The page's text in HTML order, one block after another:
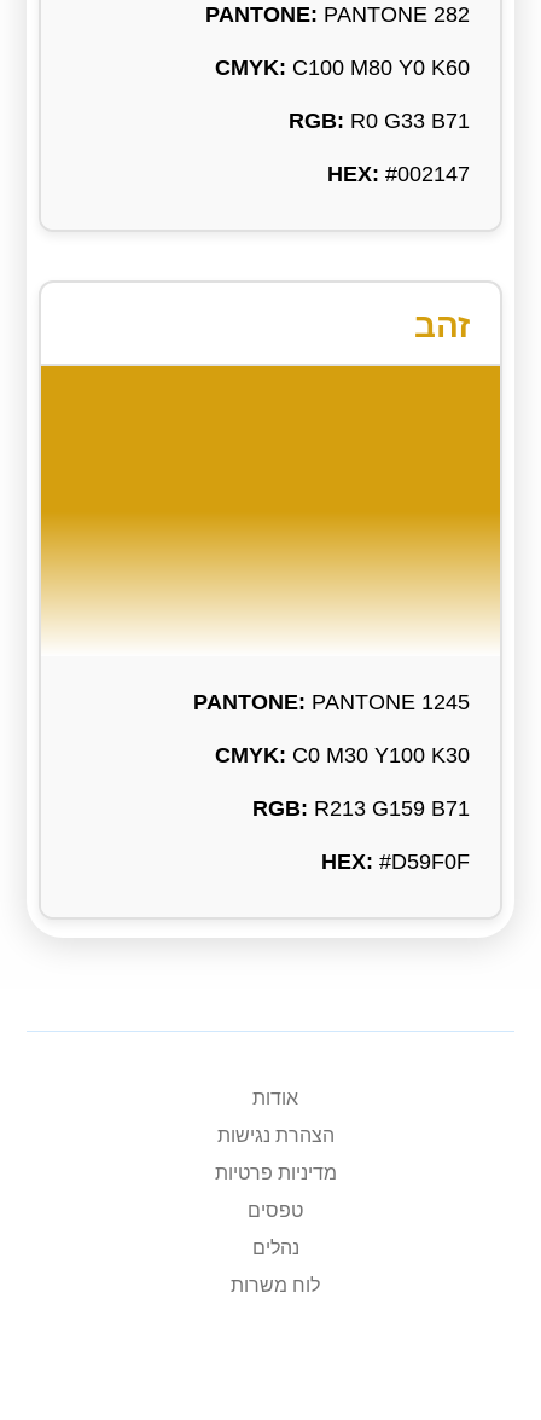
PANTONE: PANTONE 282
CMYK: C100 M80 Y0 K60
RGB: R0 G33 B71
HEX: #002147
זהב
PANTONE: PANTONE 1245
CMYK: C0 M30 Y100 K30
RGB: R213 G159 B71
HEX: #D59F0F
אודות
הצהרת נגישות
מדיניות פרטיות
טפסים
נהלים
לוח משרות